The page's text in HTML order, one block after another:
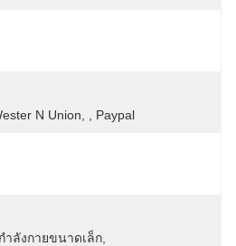
N Union, , Paypal
ลังกายขนาดเล็ก